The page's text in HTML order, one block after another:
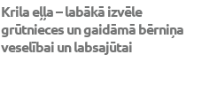
Krila eļļa – labākā izvēle
grūtnieces un gaidāmā bērniņa
veselībai un labsajūtai